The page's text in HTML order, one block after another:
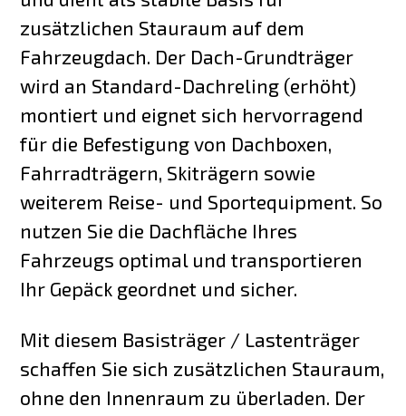
zusätzlichen Stauraum auf dem
Fahrzeugdach. Der Dach-Grundträger
wird an Standard-Dachreling (erhöht)
montiert und eignet sich hervorragend
für die Befestigung von Dachboxen,
Fahrradträgern, Skiträgern sowie
weiterem Reise- und Sportequipment. So
nutzen Sie die Dachfläche Ihres
Fahrzeugs optimal und transportieren
Ihr Gepäck geordnet und sicher.
Mit diesem Basisträger / Lastenträger
schaffen Sie sich zusätzlichen Stauraum,
ohne den Innenraum zu überladen. Der